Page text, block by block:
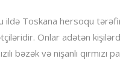
Toskana hersoqu
Onlar adətən
bəzək və nişanlı qırmızı